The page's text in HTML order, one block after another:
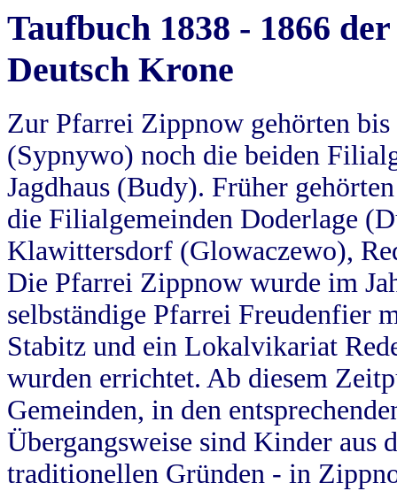
Taufbuch 1838 - 1866
Deutsch Krone
Zur Pfarrei Zippnow gehörten
(Sypnywo) noch die beiden
Jagdhaus (Budy). Früher
die Filialgemeinden Doderlage
Klawittersdorf (Glowaczewo),
Die Pfarrei Zippnow wurde im
selbständige Pfarrei Freudenfier
Stabitz und ein Lokalvikariat
wurden errichtet. Ab diesem
Gemeinden, in den
Übergangsweise sind Kinder aus
traditionellen Gründen - in